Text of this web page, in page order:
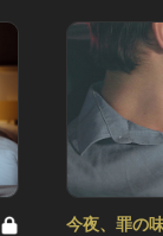
今夜、罪の